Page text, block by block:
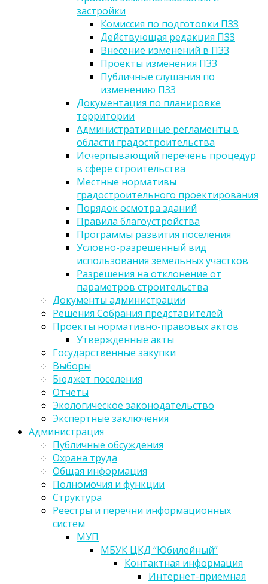
застройки
Комиссия по подготовки ПЗЗ
Действующая редакция ПЗЗ
Внесение изменений в ПЗЗ
Проекты изменения ПЗЗ
Публичные слушания по
изменению ПЗЗ
Документация по планировке
территории
Административные регламенты в
области градостроительства
Исчерпывающий перечень процедур
в сфере строительства
Местные нормативы
градостроительного проектирования
Порядок осмотра зданий
Правила благоустройства
Программы развития поселения
Условно-разрешенный вид
использования земельных участков
Разрешения на отклонение от
параметров строительства
Документы администрации
Решения Собрания представителей
Проекты нормативно-правовых актов
Утвержденные акты
Государственные закупки
Выборы
Бюджет поселения
Отчеты
Экологическое законодательство
Экспертные заключения
Администрация
Публичные обсуждения
Охрана труда
Общая информация
Полномочия и функции
Структура
Реестры и перечни информационных
систем
МУП
МБУК ЦКД “Юбилейный”
Контактная информация
Интернет-приемная